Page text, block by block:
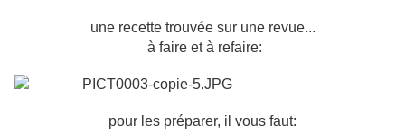
une recette trouvée sur une revue...
à faire et à refaire:
pour les préparer, il vous faut: